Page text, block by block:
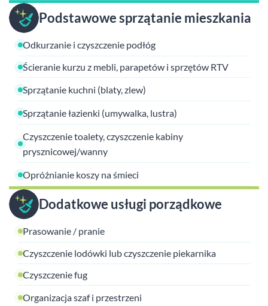
Podstawowe sprzątanie mieszkania
Odkurzanie i czyszczenie podłóg
Ścieranie kurzu z mebli, parapetów i sprzętów RTV
Sprzątanie kuchni (blaty, zlew)
Sprzątanie łazienki (umywalka, lustra)
Czyszczenie toalety, czyszczenie kabiny
prysznicowej/wanny
Opróżnianie koszy na śmieci
Dodatkowe usługi porządkowe
Prasowanie / pranie
Czyszczenie lodówki lub czyszczenie piekarnika
Czyszczenie fug
Organizacja szaf i przestrzeni